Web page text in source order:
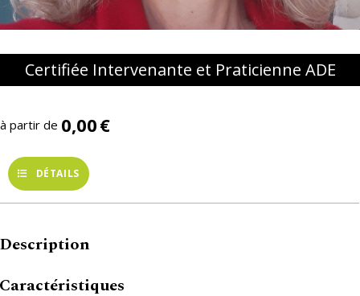
Certifiée Intervenante et Praticienne ADE
à partir de 0,00€
DÉTAILS
Description
Caractéristiques